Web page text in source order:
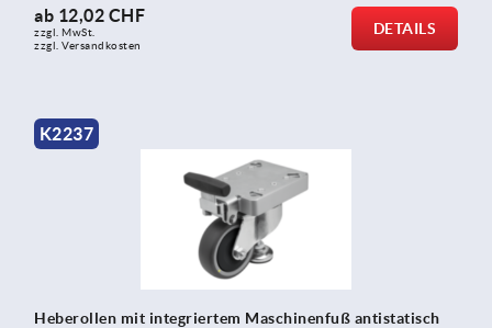
ab 12,02 CHF
zzgl. MwSt.
zzgl. Versandkosten
DETAILS
K2237
Heberollen mit integriertem Maschinenfuß antistatisch